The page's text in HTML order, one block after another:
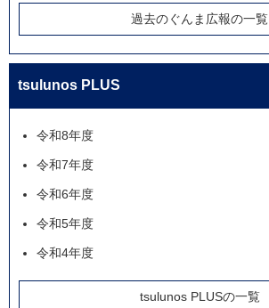
過去のぐんま広報の一覧
tsulunos PLUS
令和8年度
令和7年度
令和6年度
令和5年度
令和4年度
tsulunos PLUSの一覧